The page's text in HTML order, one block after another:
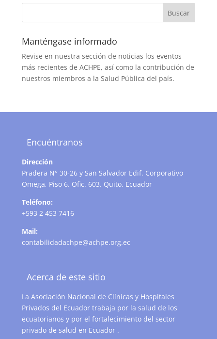
Manténgase informado
Revise en nuestra sección de noticias los eventos
más recientes de ACHPE, así como la contribución de
nuestros miembros a la Salud Pública del país.
Encuéntranos
Dirección
Pradera N° 30-26 y San Salvador Edif. Corporativo
Omega, Piso 6. Ofic. 603. Quito, Ecuador
Teléfono:
+593 2 453 7416
Mail:
contabilidadachpe@achpe.org.ec
Acerca de este sitio
La Asociación Nacional de Clínicas y Hospitales
Privados del Ecuador trabaja por la salud de los
ecuatorianos y por el fortalecimiento del sector
privado de salud en Ecuador .